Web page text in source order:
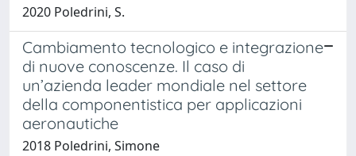
2020 Poledrini, S.
Cambiamento tecnologico e integrazione
di nuove conoscenze. Il caso di
un’azienda leader mondiale nel settore
della componentistica per applicazioni
aeronautiche
2018 Poledrini, Simone